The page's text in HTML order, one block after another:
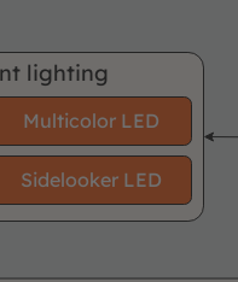
lighting
Multicolor LED
Sidelooker LED